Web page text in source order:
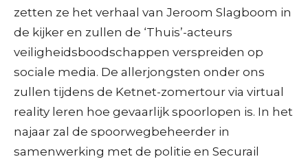
zetten ze het verhaal van Jeroom Slagboom in
de kijker en zullen de ‘Thuis’-acteurs
veiligheidsboodschappen verspreiden op
sociale media. De allerjongsten onder ons
zullen tijdens de Ketnet-zomertour via virtual
reality leren hoe gevaarlijk spoorlopen is. In het
najaar zal de spoorwegbeheerder in
samenwerking met de politie en Securail